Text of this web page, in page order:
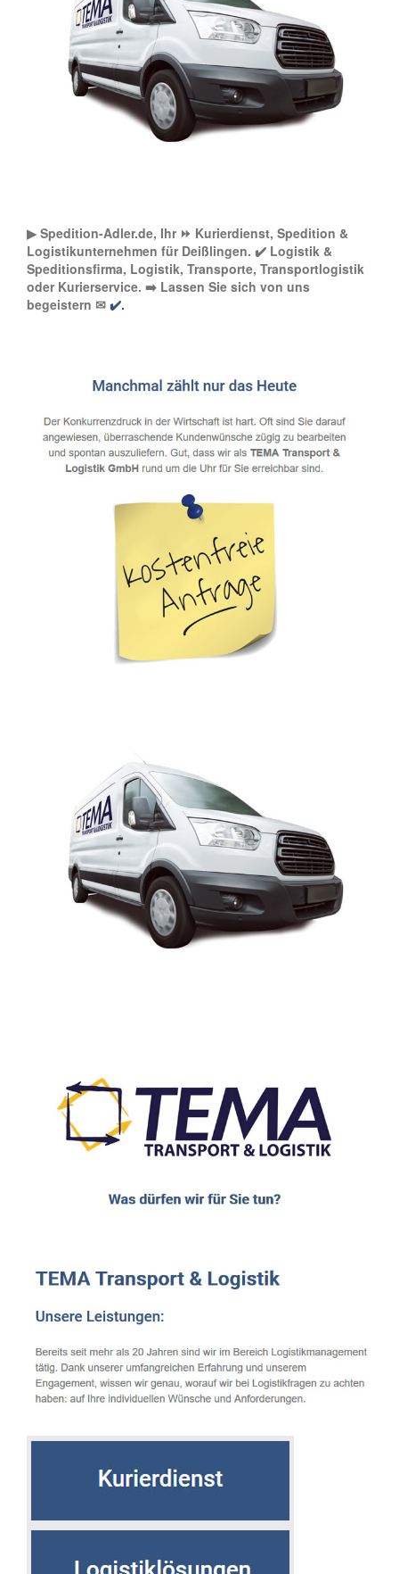
▶︎ Spedition-Adler.de, Ihr ⏩ Kurierdienst, Spedition &
Logistikunternehmen für Deißlingen. ✔️ Logistik &
Speditionsfirma, Logistik, Transporte, Transportlogistik
oder Kurierservice. ➡️ Lassen Sie sich von uns
begeistern ✉ ✔️.